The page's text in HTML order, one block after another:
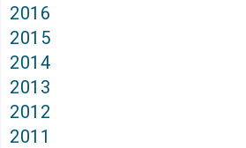
2016
2015
2014
2013
2012
2011